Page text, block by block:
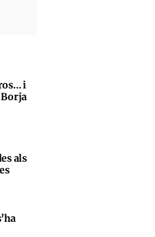
i
Borja
als